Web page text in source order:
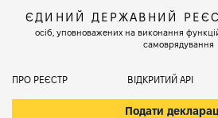
ЄДИНИЙ ДЕРЖАВНИЙ
осіб, уповноважених на виконання
самоврядування
ПРО РЕЄСТР ВІДКРИТИЙ АРІ
Подати